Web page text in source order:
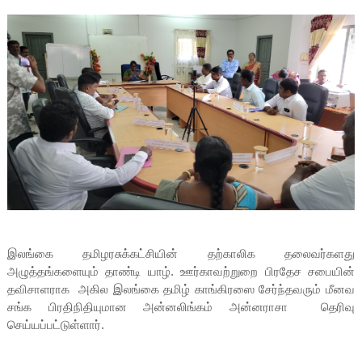
இலங்கை தமிழரசுக்கட்சியின் தற்காலிக தலைவர்களது
அழுத்தங்களையும் தாண்டி யாழ். ஊர்காவற்றுறை பிரதேச சபையின்
தவிசாளராக அகில இலங்கை தமிழ் காங்கிரஸை சேர்ந்தவரும் மீனவ
சங்க பிரதிநிதியுமான அன்னலிங்கம் அன்னராசா தெரிவு
செய்யப்பட்டுள்ளார்.